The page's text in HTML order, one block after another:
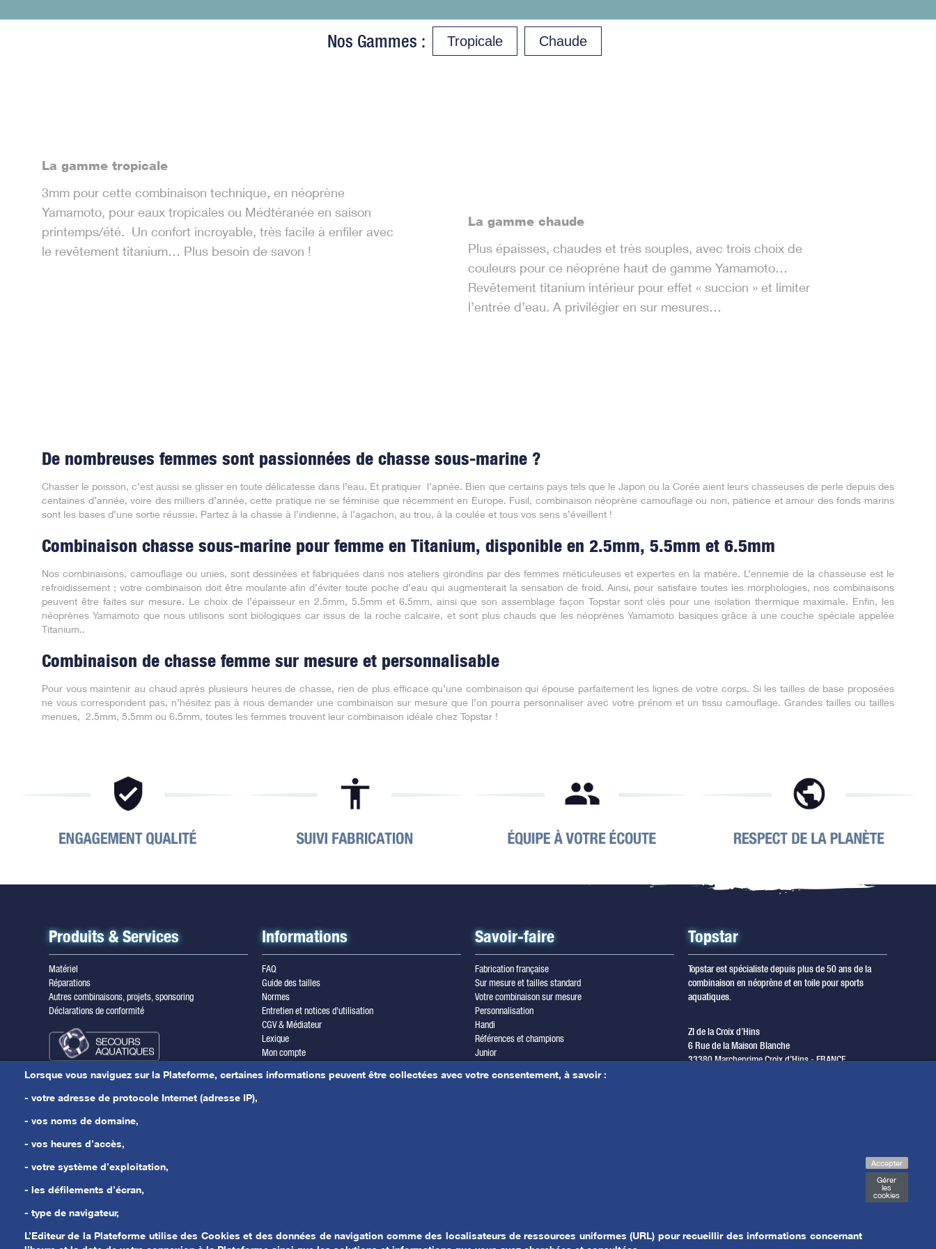
Lorsque vous naviguez sur la Plateforme, certaines informations peuvent être collectées avec votre consentement, à savoir :
- votre adresse de protocole Internet (adresse IP),
- vos noms de domaine,
- vos heures d’accès,
- votre système d’exploitation,
- les défilements d’écran,
- type de navigateur,
L’Editeur de la Plateforme utilise des Cookies et des données de navigation comme des localisateurs de ressources uniformes (URL) pour recueillir des informations concernant
Accepter
Gérer
les
cookies
La gamme tropicale
3mm pour cette combinaison technique, en néoprène
Yamamoto, pour eaux tropicales ou Médtéranée en saison
printemps/été. Un confort incroyable, très facile à enfiler avec
le revêtement titanium… Plus besoin de savon !
La gamme chaude
Plus épaisses, chaudes et très souples, avec trois choix de
couleurs pour ce néoprène haut de gamme Yamamoto…
Revêtement titanium intérieur pour effet « succion » et limiter
l’entrée d’eau. A privilégier en sur mesures…
Nos Gammes : Tropicale Chaude
De nombreuses femmes sont passionnées de chasse sous-marine ?
Chasser le poisson, c’est aussi se glisser en toute délicatesse dans l’eau. Et pratiquer l’apnée. Bien que certains pays tels que le Japon ou la Corée aient leurs chasseuses de perle depuis des
centaines d’année, voire des milliers d’année, cette pratique ne se féminise que récemment en Europe. Fusil, combinaison néoprène camouflage ou non, patience et amour des fonds marins
sont les bases d’une sortie réussie. Partez à la chasse à l’indienne, à l’agachon, au trou, à la coulée et tous vos sens s’éveillent !
Combinaison chasse sous-marine pour femme en Titanium, disponible en 2.5mm, 5.5mm et 6.5mm
Nos combinaisons, camouflage ou unies, sont dessinées et fabriquées dans nos ateliers girondins par des femmes méticuleuses et expertes en la matière. L’ennemie de la chasseuse est le
refroidissement ; votre combinaison doit être moulante afin d’éviter toute poche d’eau qui augmenterait la sensation de froid. Ainsi, pour satisfaire toutes les morphologies, nos combinaisons
peuvent être faites sur mesure. Le choix de l’épaisseur en 2.5mm, 5.5mm et 6.5mm, ainsi que son assemblage façon Topstar sont clés pour une isolation thermique maximale. Enfin, les
néoprènes Yamamoto que nous utilisons sont biologiques car issus de la roche calcaire, et sont plus chauds que les néoprènes Yamamoto basiques grâce à une couche spéciale appelée
Titanium..
Combinaison de chasse femme sur mesure et personnalisable
Pour vous maintenir au chaud après plusieurs heures de chasse, rien de plus efficace qu’une combinaison qui épouse parfaitement les lignes de votre corps. Si les tailles de base proposées
ne vous correspondent pas, n’hésitez pas à nous demander une combinaison sur mesure que l’on pourra personnaliser avec votre prénom et un tissu camouflage. Grandes tailles ou tailles
menues, 2.5mm, 5.5mm ou 6.5mm, toutes les femmes trouvent leur combinaison idéale chez Topstar !
Produits & Services
Matériel
Réparations
Autres combinaisons, projets, sponsoring
Déclarations de conformité
Informations
FAQ
Guide des tailles
Normes
Entretien et notices d'utilisation
CGV & Médiateur
Lexique
Mon compte
Mentions légales & crédits photos
Savoir-faire
Fabrication française
Sur mesure et tailles standard
Votre combinaison sur mesure
Personnalisation
Handi
Références et champions
Junior
Yamamoto
Topstar
Topstar est spécialiste depuis plus de 50 ans de la
combinaison en néoprène et en toile pour sports
aquatiques.
ZI de la Croix d’Hins
6 Rue de la Maison Blanche
33380 Marcheprime Croix d’Hins - FRANCE